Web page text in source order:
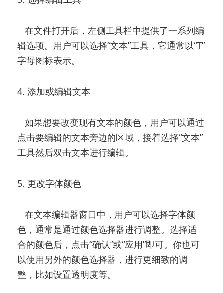
在文件打开后，左侧工具栏中提供了一系列编
辑选项。用户可以选择“文本”工具，它通常以“T”
字母图标表示。
4. 添加或编辑文本
如果想要改变现有文本的颜色，用户可以通过
点击要编辑的文本旁边的区域，接着选择“文本”
工具然后双击文本进行编辑。
5. 更改字体颜色
在文本编辑器窗口中，用户可以选择字体颜
色，通常是通过颜色选择器进行调整。选择适
合的颜色后，点击“确认”或“应用”即可。你也可
以使用另外的颜色选择器，进行更细致的调
整，比如设置透明度等。